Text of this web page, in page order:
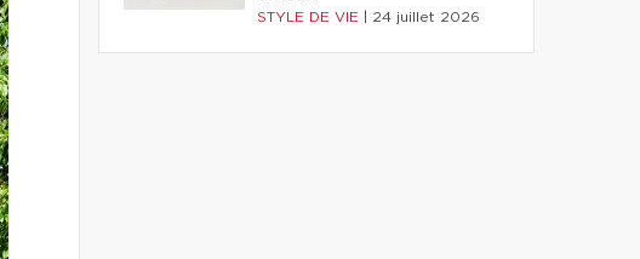
STYLE DE VIE 24 juillet 2026